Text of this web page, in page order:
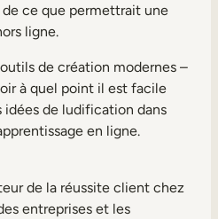
de ce que permettrait une
ligne.
de création modernes –
à quel point il est facile
idées de ludification dans
en ligne.
de la réussite client chez
entreprises et les